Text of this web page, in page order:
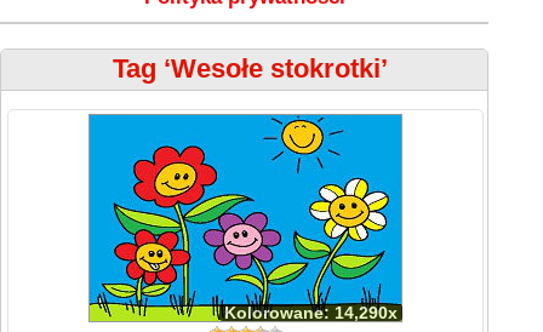
Tag ‘Wesołe stokrotki’
Kolorowane: 14,290x